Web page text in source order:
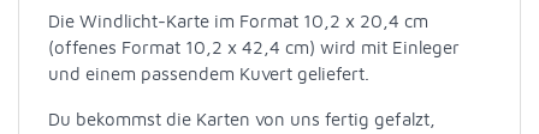
Die Windlicht-Karte im Format 10,2 x 20,4 cm
(offenes Format 10,2 x 42,4 cm) wird mit Einleger
und einem passendem Kuvert geliefert.
Du bekommst die Karten von uns fertig gefalzt,